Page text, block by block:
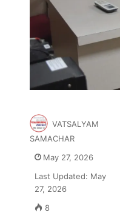
VATSALYAM
SAMACHAR
May 27, 2026
Last Updated: May
27, 2026
8